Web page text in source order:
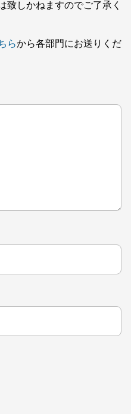
しかねますのでご了承く
らから各部門にお送りくだ